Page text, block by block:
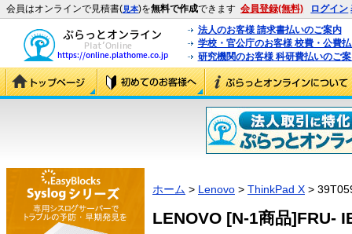
会員はオンラインで見積書(見本)を無料で作成できます 会員登録(無料) ログイン
法人のお客様 請求書払いのご案内
学校・官公庁のお客様 校費・公費
研究機関のお客様 科研費払いのご
ホーム > Lenovo > ThinkPad X >
LENOVO [N-1商品]FRU-